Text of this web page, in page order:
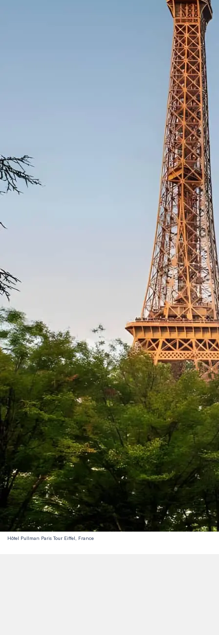
Hôtel Pullman Paris Tour Eiffel, France